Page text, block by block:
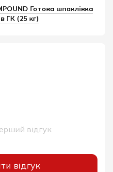
Готова шпаклівка
ГК (25 кг)
відгук
відгук